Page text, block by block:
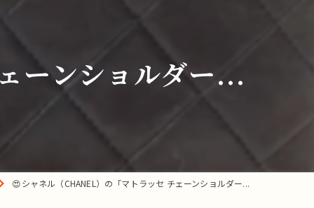
ーンショルダー...
😍シャネル（CHANEL）の「マトラッセ チェーンショルダー...